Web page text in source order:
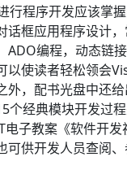
行程序开发应该掌
话框应用程序设计
ADO编程，动态链
以使读者轻松领会
外，配书光盘中还
个经典模块开发过
电子教案《软件开
可供开发人员查阅